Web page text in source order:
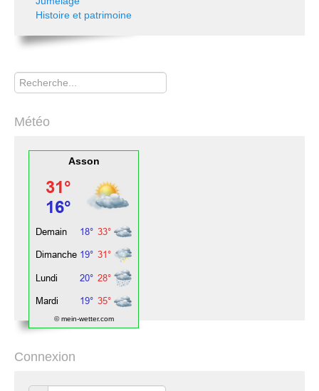
Histoire et patrimoine
Rechercher
Météo
Asson
© mein-wetter.com
Connexion